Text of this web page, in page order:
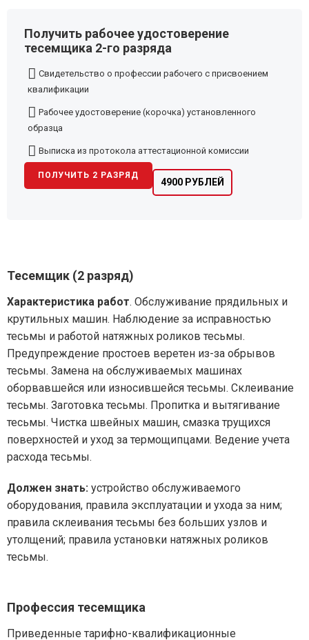
Получить рабочее удостоверение
тесемщика 2-го разряда
Свидетельство о профессии рабочего с присвоением
квалификации
Рабочее удостоверение (корочка) установленного
образца
Выписка из протокола аттестационной комиссии
4900 РУБЛЕЙ
ПОЛУЧИТЬ 2 РАЗРЯД
Тесемщик (2 разряд)
Характеристика работ. Обслуживание прядильных и
крутильных машин. Наблюдение за исправностью
тесьмы и работой натяжных роликов тесьмы.
Предупреждение простоев веретен из-за обрывов
тесьмы. Замена на обслуживаемых машинах
оборвавшейся или износившейся тесьмы. Склеивание
тесьмы. Заготовка тесьмы. Пропитка и вытягивание
тесьмы. Чистка швейных машин, смазка трущихся
поверхностей и уход за термощипцами. Ведение учета
расхода тесьмы.
Должен знать: устройство обслуживаемого
оборудования, правила эксплуатации и ухода за ним;
правила склеивания тесьмы без больших узлов и
утолщений; правила установки натяжных роликов
тесьмы.
Профессия тесемщика
Приведенные тарифно-квалификационные